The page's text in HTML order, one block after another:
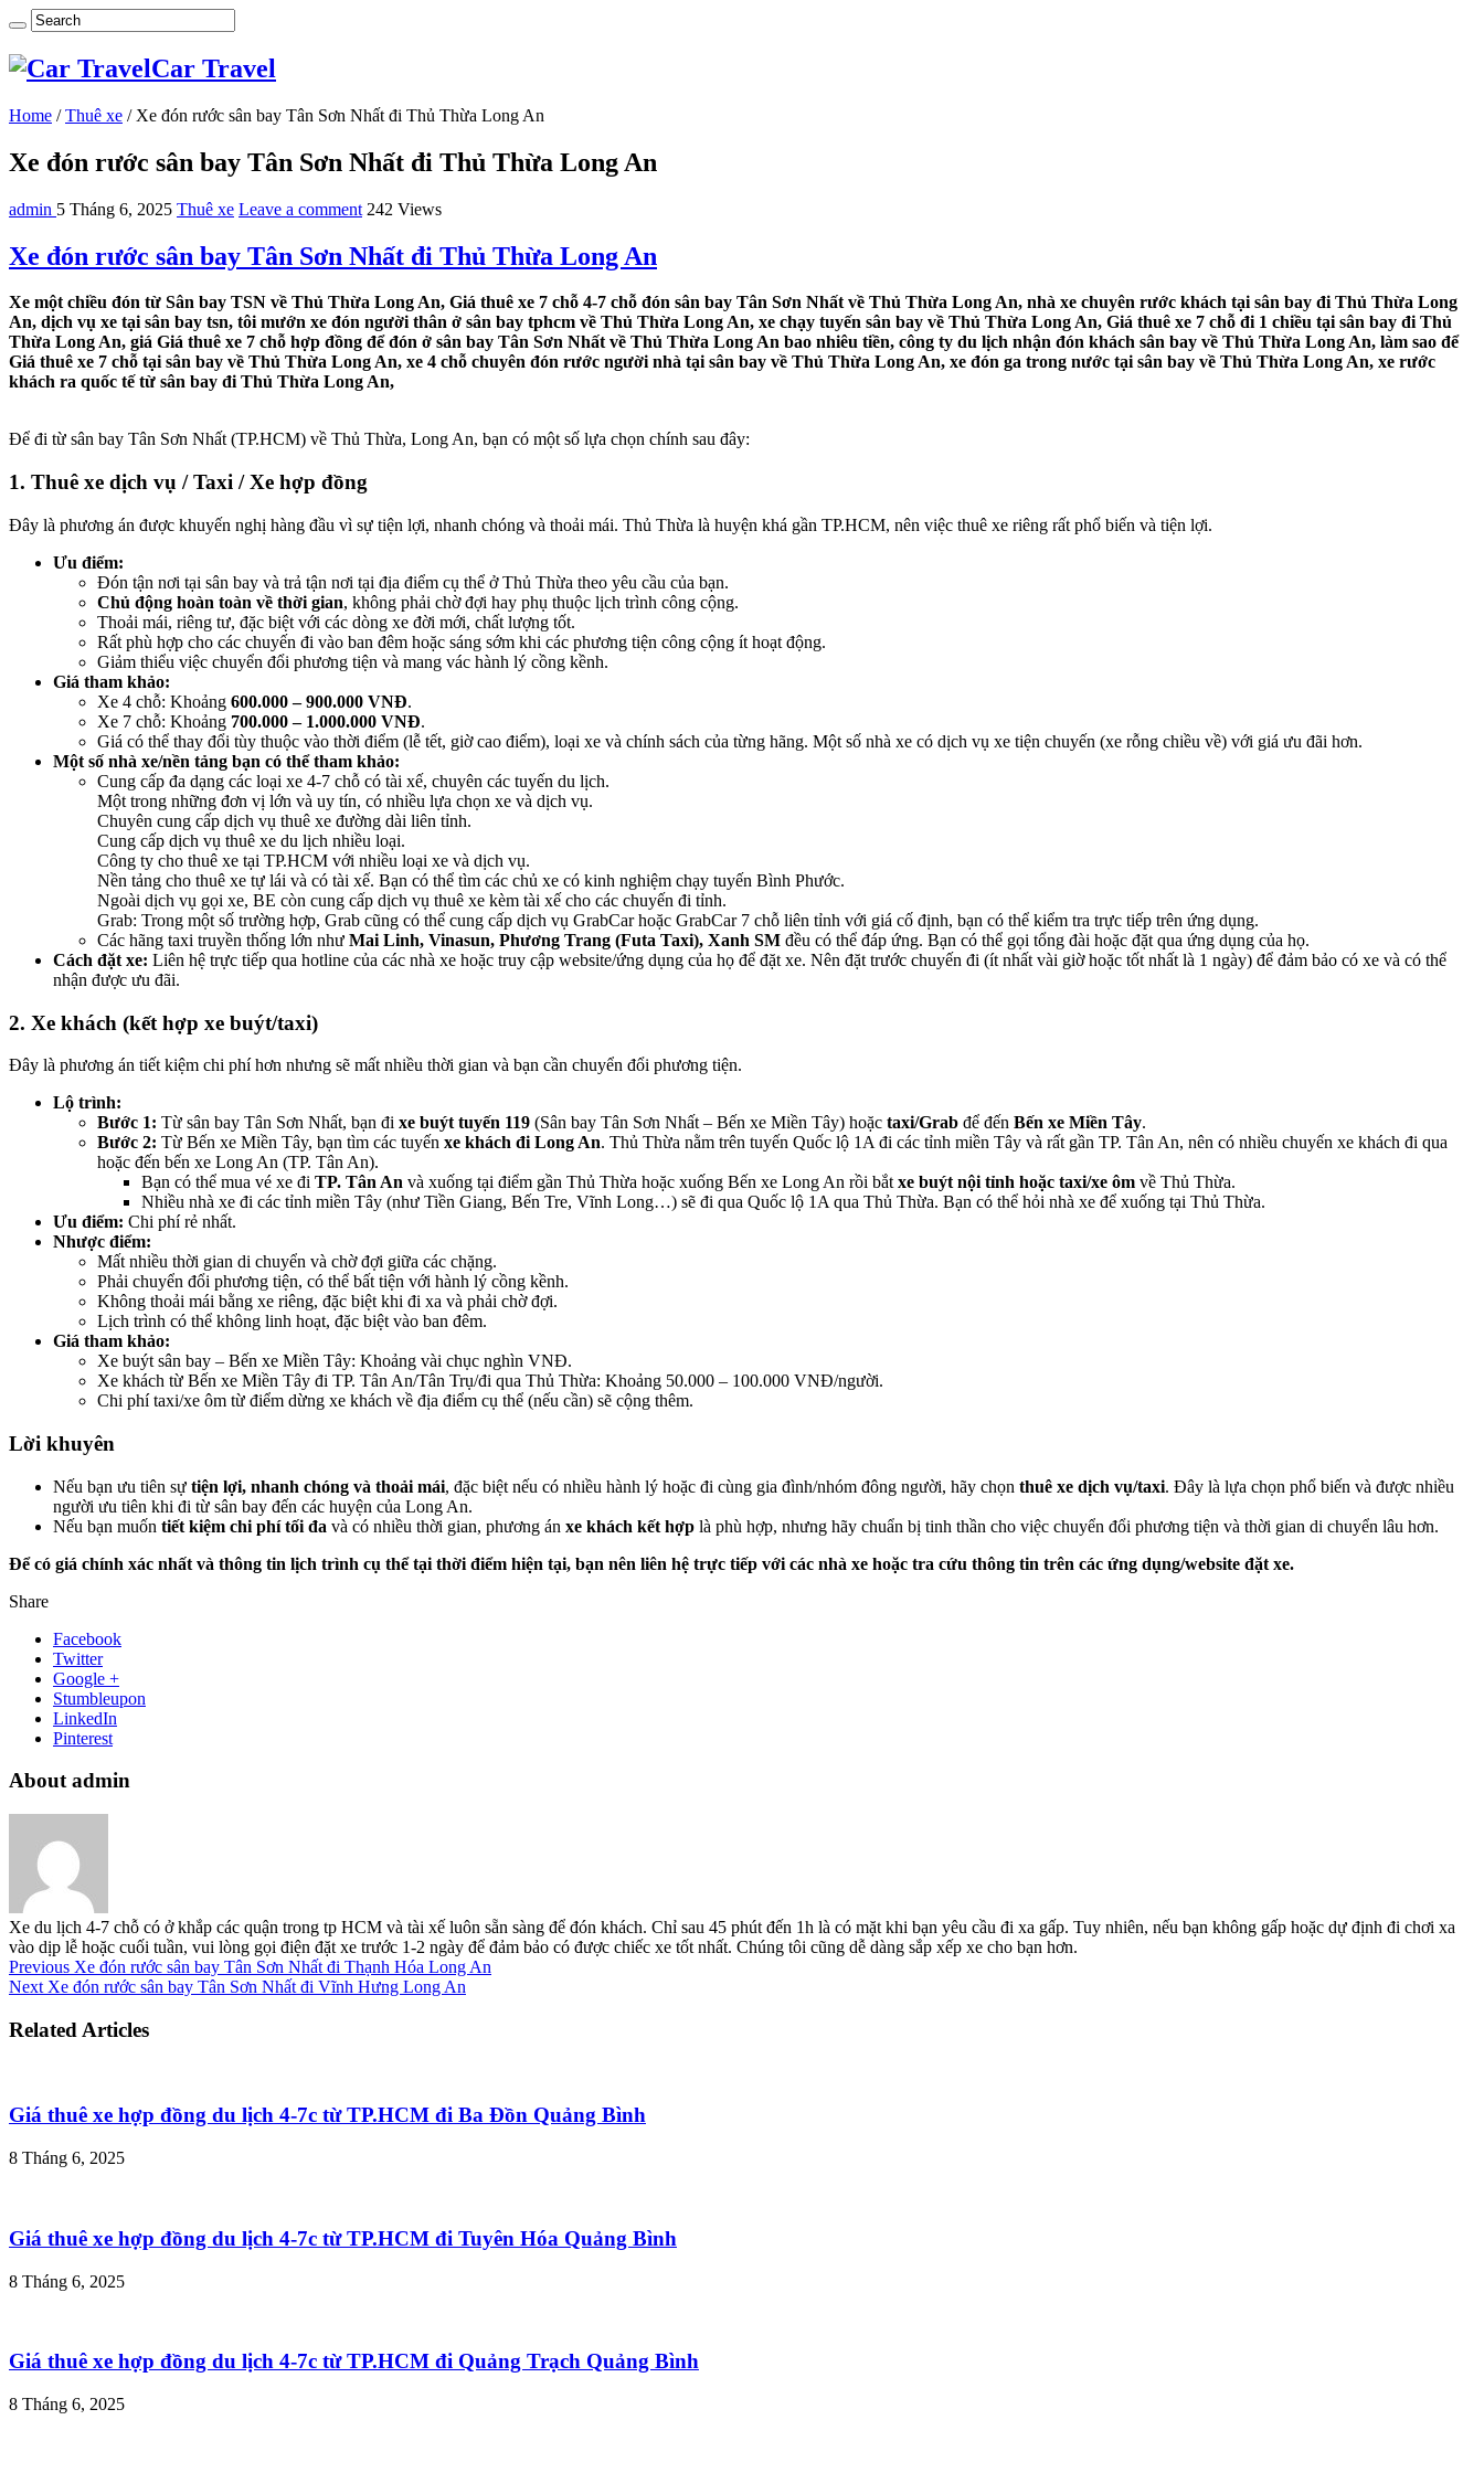
Car Travel
Home / Thuê xe / Xe đón rước sân bay Tân Sơn Nhất đi Thủ Thừa Long An
Xe đón rước sân bay Tân Sơn Nhất đi Thủ Thừa Long An
admin 5 Tháng 6, 2025 Thuê xe Leave a comment 242 Views
Xe đón rước sân bay Tân Sơn Nhất đi Thủ Thừa Long An
Xe một chiều đón từ Sân bay TSN về Thủ Thừa Long An, Giá thuê xe 7 chỗ 4-7 chỗ đón sân bay Tân Sơn Nhất về Thủ Thừa Long An, nhà xe chuyên rước khách tại sân bay đi Thủ Thừa Long
An, dịch vụ xe tại sân bay tsn, tôi mướn xe đón người thân ở sân bay tphcm về Thủ Thừa Long An, xe chạy tuyến sân bay về Thủ Thừa Long An, Giá thuê xe 7 chỗ đi 1 chiều tại sân bay đi Thủ
Thừa Long An, giá Giá thuê xe 7 chỗ hợp đồng để đón ở sân bay Tân Sơn Nhất về Thủ Thừa Long An bao nhiêu tiền, công ty du lịch nhận đón khách sân bay về Thủ Thừa Long An, làm sao để
Giá thuê xe 7 chỗ tại sân bay về Thủ Thừa Long An, xe 4 chỗ chuyên đón rước người nhà tại sân bay về Thủ Thừa Long An, xe đón ga trong nước tại sân bay về Thủ Thừa Long An, xe rước
khách ra quốc tế từ sân bay đi Thủ Thừa Long An,
Để đi từ sân bay Tân Sơn Nhất (TP.HCM) về Thủ Thừa, Long An, bạn có một số lựa chọn chính sau đây:
1. Thuê xe dịch vụ / Taxi / Xe hợp đồng
Đây là phương án được khuyến nghị hàng đầu vì sự tiện lợi, nhanh chóng và thoải mái. Thủ Thừa là huyện khá gần TP.HCM, nên việc thuê xe riêng rất phổ biến và tiện lợi.
Ưu điểm:
Đón tận nơi tại sân bay và trả tận nơi tại địa điểm cụ thể ở Thủ Thừa theo yêu cầu của bạn.
Chủ động hoàn toàn về thời gian, không phải chờ đợi hay phụ thuộc lịch trình công cộng.
Thoải mái, riêng tư, đặc biệt với các dòng xe đời mới, chất lượng tốt.
Rất phù hợp cho các chuyến đi vào ban đêm hoặc sáng sớm khi các phương tiện công cộng ít hoạt động.
Giảm thiểu việc chuyển đổi phương tiện và mang vác hành lý cồng kềnh.
Giá tham khảo:
Xe 4 chỗ: Khoảng 600.000 – 900.000 VNĐ.
Xe 7 chỗ: Khoảng 700.000 – 1.000.000 VNĐ.
Giá có thể thay đổi tùy thuộc vào thời điểm (lễ tết, giờ cao điểm), loại xe và chính sách của từng hãng. Một số nhà xe có dịch vụ xe tiện chuyến (xe rỗng chiều về) với giá ưu đãi hơn.
Một số nhà xe/nền tảng bạn có thể tham khảo:
Cung cấp đa dạng các loại xe 4-7 chỗ có tài xế, chuyên các tuyến du lịch.
Một trong những đơn vị lớn và uy tín, có nhiều lựa chọn xe và dịch vụ.
Chuyên cung cấp dịch vụ thuê xe đường dài liên tỉnh.
Cung cấp dịch vụ thuê xe du lịch nhiều loại.
Công ty cho thuê xe tại TP.HCM với nhiều loại xe và dịch vụ.
Nền tảng cho thuê xe tự lái và có tài xế. Bạn có thể tìm các chủ xe có kinh nghiệm chạy tuyến Bình Phước.
Ngoài dịch vụ gọi xe, BE còn cung cấp dịch vụ thuê xe kèm tài xế cho các chuyến đi tỉnh.
Grab: Trong một số trường hợp, Grab cũng có thể cung cấp dịch vụ GrabCar hoặc GrabCar 7 chỗ liên tỉnh với giá cố định, bạn có thể kiểm tra trực tiếp trên ứng dụng.
Các hãng taxi truyền thống lớn như Mai Linh, Vinasun, Phương Trang (Futa Taxi), Xanh SM đều có thể đáp ứng. Bạn có thể gọi tổng đài hoặc đặt qua ứng dụng của họ.
Cách đặt xe: Liên hệ trực tiếp qua hotline của các nhà xe hoặc truy cập website/ứng dụng của họ để đặt xe. Nên đặt trước chuyến đi (ít nhất vài giờ hoặc tốt nhất là 1 ngày) để đảm bảo có xe và có thể
nhận được ưu đãi.
2. Xe khách (kết hợp xe buýt/taxi)
Đây là phương án tiết kiệm chi phí hơn nhưng sẽ mất nhiều thời gian và bạn cần chuyển đổi phương tiện.
Lộ trình:
Bước 1: Từ sân bay Tân Sơn Nhất, bạn đi xe buýt tuyến 119 (Sân bay Tân Sơn Nhất – Bến xe Miền Tây) hoặc taxi/Grab để đến Bến xe Miền Tây.
Bước 2: Từ Bến xe Miền Tây, bạn tìm các tuyến xe khách đi Long An. Thủ Thừa nằm trên tuyến Quốc lộ 1A đi các tỉnh miền Tây và rất gần TP. Tân An, nên có nhiều chuyến xe khách đi qua
hoặc đến bến xe Long An (TP. Tân An).
Bạn có thể mua vé xe đi TP. Tân An và xuống tại điểm gần Thủ Thừa hoặc xuống Bến xe Long An rồi bắt xe buýt nội tỉnh hoặc taxi/xe ôm về Thủ Thừa.
Nhiều nhà xe đi các tỉnh miền Tây (như Tiền Giang, Bến Tre, Vĩnh Long…) sẽ đi qua Quốc lộ 1A qua Thủ Thừa. Bạn có thể hỏi nhà xe để xuống tại Thủ Thừa.
Ưu điểm: Chi phí rẻ nhất.
Nhược điểm:
Mất nhiều thời gian di chuyển và chờ đợi giữa các chặng.
Phải chuyển đổi phương tiện, có thể bất tiện với hành lý cồng kềnh.
Không thoải mái bằng xe riêng, đặc biệt khi đi xa và phải chờ đợi.
Lịch trình có thể không linh hoạt, đặc biệt vào ban đêm.
Giá tham khảo:
Xe buýt sân bay – Bến xe Miền Tây: Khoảng vài chục nghìn VNĐ.
Xe khách từ Bến xe Miền Tây đi TP. Tân An/Tân Trụ/đi qua Thủ Thừa: Khoảng 50.000 – 100.000 VNĐ/người.
Chi phí taxi/xe ôm từ điểm dừng xe khách về địa điểm cụ thể (nếu cần) sẽ cộng thêm.
Lời khuyên
Nếu bạn ưu tiên sự tiện lợi, nhanh chóng và thoải mái, đặc biệt nếu có nhiều hành lý hoặc đi cùng gia đình/nhóm đông người, hãy chọn thuê xe dịch vụ/taxi. Đây là lựa chọn phổ biến và được nhiều
người ưu tiên khi đi từ sân bay đến các huyện của Long An.
Nếu bạn muốn tiết kiệm chi phí tối đa và có nhiều thời gian, phương án xe khách kết hợp là phù hợp, nhưng hãy chuẩn bị tinh thần cho việc chuyển đổi phương tiện và thời gian di chuyển lâu hơn.
Để có giá chính xác nhất và thông tin lịch trình cụ thể tại thời điểm hiện tại, bạn nên liên hệ trực tiếp với các nhà xe hoặc tra cứu thông tin trên các ứng dụng/website đặt xe.
Share
Facebook
Twitter
Google +
Stumbleupon
LinkedIn
Pinterest
About admin
Xe du lịch 4-7 chỗ có ở khắp các quận trong tp HCM và tài xế luôn sẵn sàng để đón khách. Chỉ sau 45 phút đến 1h là có mặt khi bạn yêu cầu đi xa gấp. Tuy nhiên, nếu bạn không gấp hoặc dự định đi chơi xa
vào dịp lễ hoặc cuối tuần, vui lòng gọi điện đặt xe trước 1-2 ngày để đảm bảo có được chiếc xe tốt nhất. Chúng tôi cũng dễ dàng sắp xếp xe cho bạn hơn.
Previous Xe đón rước sân bay Tân Sơn Nhất đi Thạnh Hóa Long An
Next Xe đón rước sân bay Tân Sơn Nhất đi Vĩnh Hưng Long An
Related Articles
Giá thuê xe hợp đồng du lịch 4-7c từ TP.HCM đi Ba Đồn Quảng Bình
8 Tháng 6, 2025
Giá thuê xe hợp đồng du lịch 4-7c từ TP.HCM đi Tuyên Hóa Quảng Bình
8 Tháng 6, 2025
Giá thuê xe hợp đồng du lịch 4-7c từ TP.HCM đi Quảng Trạch Quảng Bình
8 Tháng 6, 2025